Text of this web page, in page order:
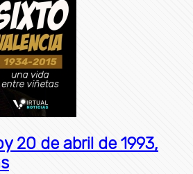
20 de abril de 1993,